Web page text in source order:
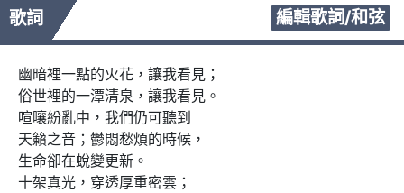
歌詞 編輯歌詞/和弦
幽暗裡一點的火花，讓我看見；
俗世裡的一潭清泉，讓我看見。
喧嚷紛亂中，我們仍可聽到
天籟之音；鬱悶愁煩的時候，
生命卻在蛻變更新。
十架真光，穿透厚重密雲；